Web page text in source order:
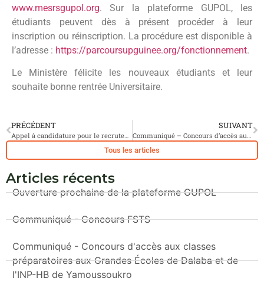
www.mesrsgupol.org. Sur la plateforme GUPOL, les
étudiants peuvent dès à présent procéder à leur
inscription ou réinscription. La procédure est disponible à
l’adresse : https://parcoursupguinee.org/fonctionnement.
Le Ministère félicite les nouveaux étudiants et leur
souhaite bonne rentrée Universitaire.
PRÉCÉDENT
Appel à candidature pour le recrutement d’étudiants à la Faculté des Sciences et Techniques de la Santé de l’Université Gamal Abdel NASSER de Conakry
SUIVANT
Communiqué – Concours d’accès aux classes préparatoires aux Grandes Écoles de Dalaba et de l’INP-HB de Yamoussoukro
Tous les articles
Articles récents
Ouverture prochaine de la plateforme GUPOL
Communiqué - Concours FSTS
Communiqué - Concours d'accès aux classes
préparatoires aux Grandes Écoles de Dalaba et de
l'INP-HB de Yamoussoukro